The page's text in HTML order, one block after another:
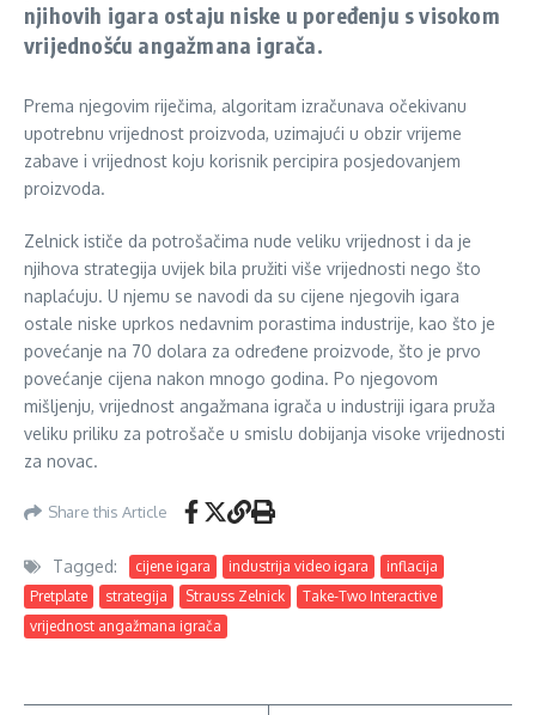
njihovih igara ostaju niske u poređenju s visokom
vrijednošću angažmana igrača.
Prema njegovim riječima, algoritam izračunava očekivanu
upotrebnu vrijednost proizvoda, uzimajući u obzir vrijeme
zabave i vrijednost koju korisnik percipira posjedovanjem
proizvoda.
Zelnick ističe da potrošačima nude veliku vrijednost i da je
njihova strategija uvijek bila pružiti više vrijednosti nego što
naplaćuju. U njemu se navodi da su cijene njegovih igara
ostale niske uprkos nedavnim porastima industrije, kao što je
povećanje na 70 dolara za određene proizvode, što je prvo
povećanje cijena nakon mnogo godina. Po njegovom
mišljenju, vrijednost angažmana igrača u industriji igara pruža
veliku priliku za potrošače u smislu dobijanja visoke vrijednosti
za novac.
Share this Article
Tagged: cijene igara industrija video igara
inflacija
Pretplate
strategija Strauss Zelnick
Take-Two Interactive
vrijednost angažmana igrača